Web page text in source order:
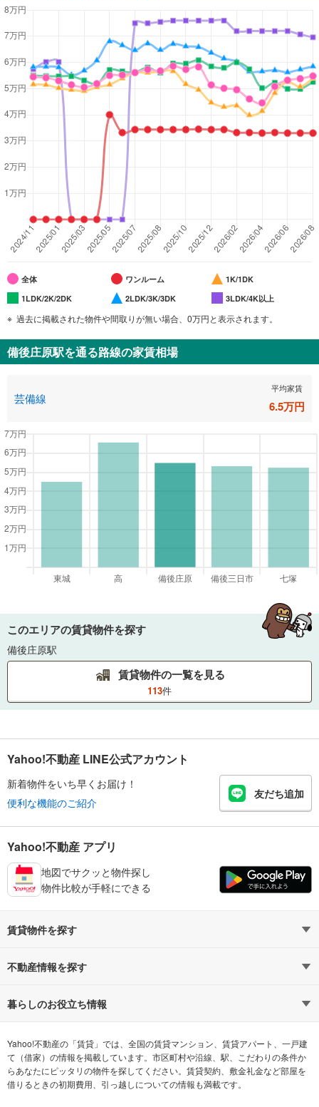
全体 ワンルーム
1K/1DK
1LDK/2K/2DK
2LDK/3K/3DK 3LDK/4K以上
過去に掲載された物件や間取りが無い場合、0万円と表示されます。
備後庄原駅を通る路線の家賃相場
芸備線
平均家賃
6.5万円
このエリアの賃貸物件を探す
備後庄原駅
賃貸物件の一覧を見る
113件
Yahoo!不動産 LINE公式アカウント
新着物件をいち早くお届け！
便利な機能のご紹介
友だち追加
Yahoo!不動産 アプリ
地図でサクッと物件探し
物件比較が手軽にできる
賃貸物件を探す
路線・駅から探す
通勤時間から探す
不動産会社から探す 希望の条件から探す
テーマから探す ランキングから探す
不動産情報を探す
不動産・住宅
新築マンション 中古マンション
新築一戸建て 中古一戸建て
暮らしのお役立ち情報
マンションカタログ 教えて！住まいの先生
Yahoo!不動産の「賃貸」では、全国の賃貸マンション、賃貸アパート、一戸建
て（借家）の情報を掲載しています。市区町村や沿線、駅、こだわりの条件か
らあなたにピッタリの物件を探してください。賃貸契約、敷金礼金など部屋を
借りるときの初期費用、引っ越しについての情報も満載です。